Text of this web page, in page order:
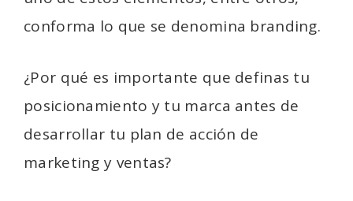
conforma lo que se denomina branding.
¿Por qué es importante que definas tu
posicionamiento y tu marca antes de
desarrollar tu plan de acción de
marketing y ventas?